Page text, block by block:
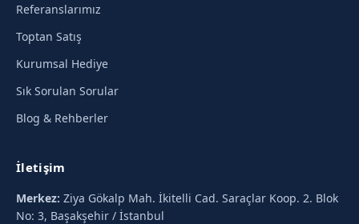
Referanslarımız
Toptan Satış
Kurumsal Hediye
Sık Sorulan Sorular
Blog & Rehberler
İletişim
Merkez: Ziya Gökalp Mah. İkitelli Cad. Saraçlar Koop. 2. Blok
No: 3, Başakşehir / İstanbul